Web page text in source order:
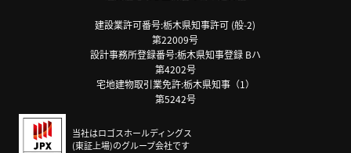
建設業許可番号:栃木県知事許可 (般-2)
第22009号
設計事務所登録番号:栃木県知事登録 Bハ
第4202号
宅地建物取引業免許:栃木県知事（1）
第5242号
当社はロゴスホールディングス
(東証上場)のグループ会社です